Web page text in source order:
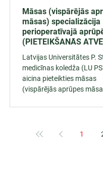
Māsas (vispārējās
māsas) specializācija
perioperatīvajā
(PIETEIKŠANĀS
Latvijas Universitātes P.
medicīnas koledža (LU
aicina pieteikties māsas
(vispārējās aprūpes
ārstniecībā iesaistītajām
1